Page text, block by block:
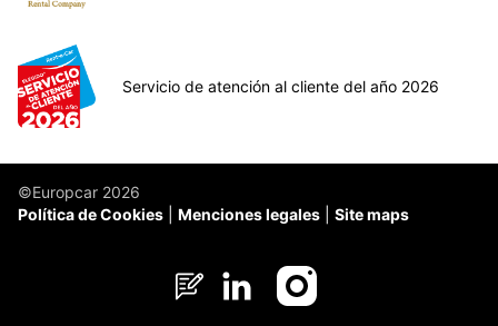
Servicio de atención al cliente del año 2026
©Europcar 2026
Política de Cookies
Menciones legales Site maps